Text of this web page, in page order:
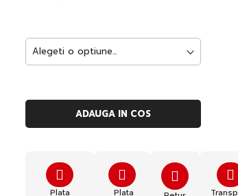
ADAUGA IN COS
Plata Plata